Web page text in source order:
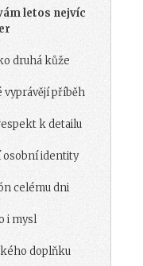
letos nejvíc
druhá kůže
vyprávějí příběh
k detailu
osobní identity
celému dni
i mysl
doplňku